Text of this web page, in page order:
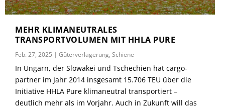
MEHR KLIMANEUTRALES
TRANSPORTVOLUMEN MIT HHLA PURE
Feb. 27, 2025 |Güterverlagerung,Schiene
In Ungarn, der Slowakei und Tschechien hat cargo-
partner im Jahr 2014 insgesamt 15.706 TEU über die
Initiative HHLA Pure klimaneutral transportiert –
deutlich mehr als im Vorjahr. Auch in Zukunft will das